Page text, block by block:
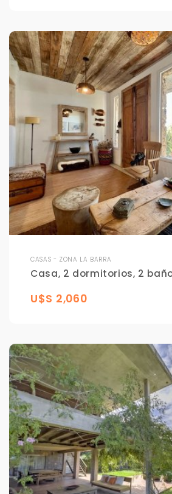
CASAS - ZONA LA BARRA
Casa, 2 dormitorios, 2
U$S 2,060
Déjanos tus datos para identificar
sistema de gestión de
Tu nombre *
Tu WhatsApp *
+598